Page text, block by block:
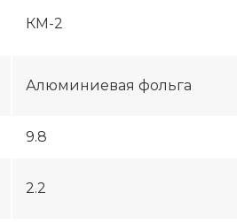
КМ-2
Алюминиевая фольга
9.8
2.2